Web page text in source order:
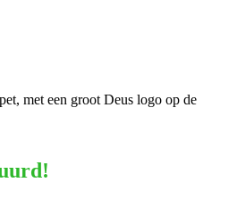
met een groot Deus logo op de